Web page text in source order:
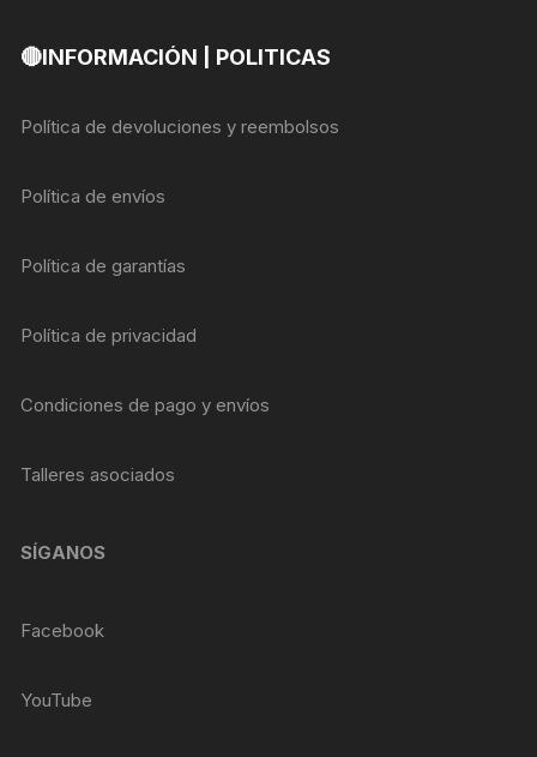
🔴INFORMACIÓN | POLITICAS
Política de devoluciones y reembolsos
Política de envíos
Política de garantías
Política de privacidad
Condiciones de pago y envíos
Talleres asociados
SÍGANOS
Facebook
YouTube